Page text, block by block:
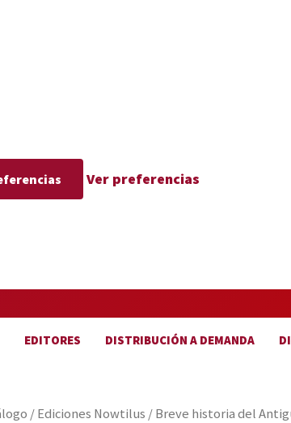
Ver preferencias
EDITORES DISTRIBUCIÓN A DEMANDA
/Ediciones Nowtilus / Breve historia del